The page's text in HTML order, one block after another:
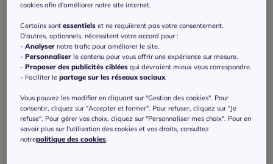
cookies afin d'améliorer notre site internet.
Certains sontessentiels et ne requièrent pas votre consentement.
D'autres, optionnels, nécessitent votre accord pour :
-Analyser notre trafic pour améliorer le site.
-Personnaliser le contenu pour vous offrir une expérience sur mesure.
-Proposer des publicités ciblées qui devraient mieux vous correspondre.
- Faciliter lepartage sur les réseaux sociaux.
Vous pouvez les modifier en cliquant sur "Gestion des cookies". Pour
consentir, cliquez sur "Accepter et fermer". Pour refuser, cliquez sur "Je
refuse". Pour gérer vos choix, cliquez sur "Personnaliser mes choix". Pour en
savoir plus sur l'utilisation des cookies et vos droits, consultez
notrepolitique des cookies.